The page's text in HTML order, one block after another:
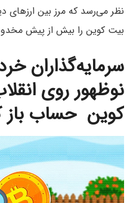
نظر می‌رسد که مرز بین ارزهای
بیت کوین را بیش از پیش
سرمایه‌گذاران
نوظهور روی
کوین حساب باز